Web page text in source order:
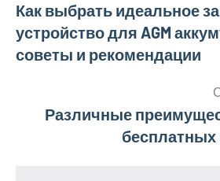
Навигация
по
Как выбрать идеальное
устройство для AGM
советы и рекомендации
Различные
бесплатных